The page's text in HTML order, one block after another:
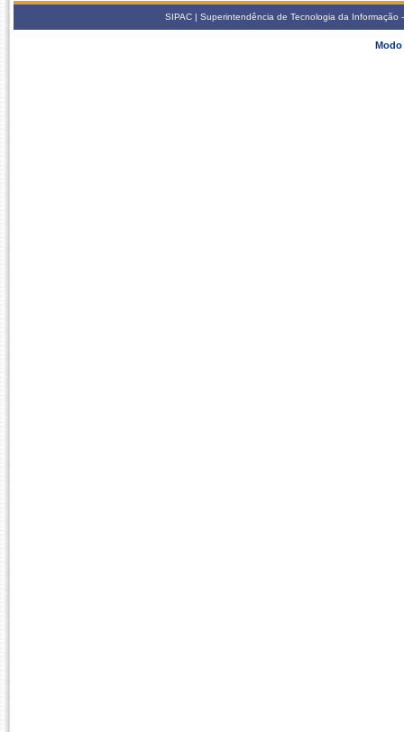
SIPAC | Superintendência de Tecnologia da
Modo